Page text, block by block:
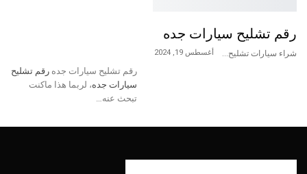
رقم تشليح سيارات جده
أغسطس 19, 2024
رقم تشليح سيارات جده رقم تشليح
سيارات جده، لربما هذا ماكنت
تبحث عنه…